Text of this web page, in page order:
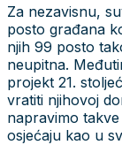
Za nezavisnu,
posto građana
njih 99 posto
neupitna.
projekt 21.
vratiti njihovoj
napravimo
osjećaju kao u